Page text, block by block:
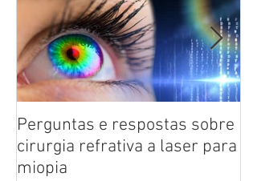
Perguntas e respostas sobre
cirurgia refrativa a laser para
miopia